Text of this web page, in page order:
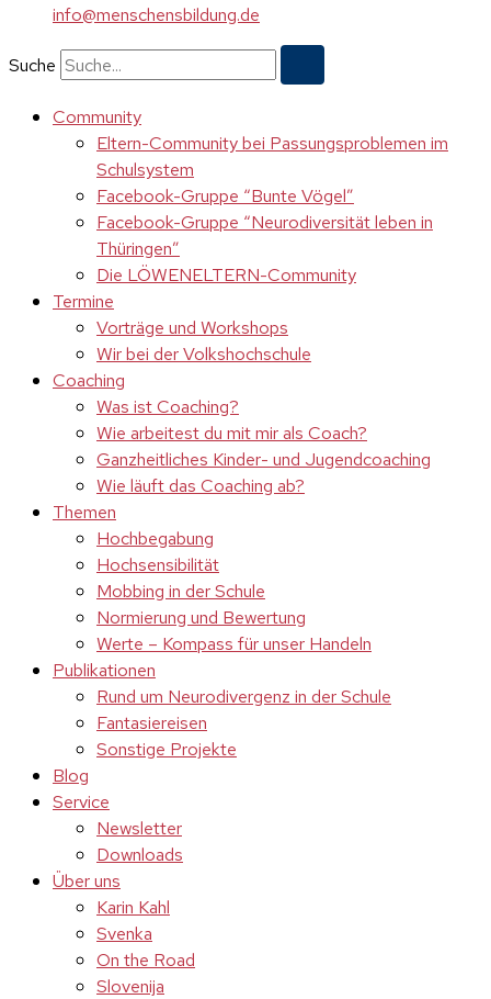
info@menschensbildung.de
Suche
Community
Eltern-Community bei Passungsproblemen im
Schulsystem
Facebook-Gruppe “Bunte Vögel”
Facebook-Gruppe “Neurodiversität leben in
Thüringen”
Die LÖWENELTERN-Community
Termine
Vorträge und Workshops
Wir bei der Volkshochschule
Coaching
Was ist Coaching?
Wie arbeitest du mit mir als Coach?
Ganzheitliches Kinder- und Jugendcoaching
Wie läuft das Coaching ab?
Themen
Hochbegabung
Hochsensibilität
Mobbing in der Schule
Normierung und Bewertung
Werte – Kompass für unser Handeln
Publikationen
Rund um Neurodivergenz in der Schule
Fantasiereisen
Sonstige Projekte
Blog
Service
Newsletter
Downloads
Über uns
Karin Kahl
Svenka
On the Road
Slovenija